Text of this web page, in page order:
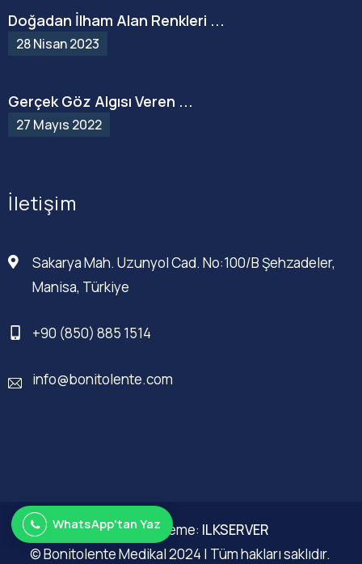
Doğadan İlham Alan Renkleri ...
28 Nisan 2023
Gerçek Göz Algısı Veren ...
27 Mayıs 2022
İletişim
Sakarya Mah. Uzunyol Cad. No:100/B Şehzadeler,
Manisa, Türkiye
+90 (850) 885 1514
info@bonitolente.com
Web Düzenleme: ILKSERVER
© Bonitolente Medikal 2024 | Tüm hakları saklıdır.
WhatsApp'tan Yaz